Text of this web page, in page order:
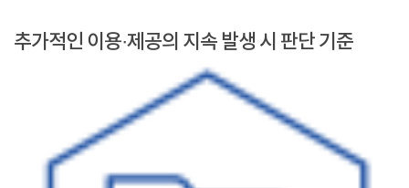
추가적인 이용·제공의 지속 발생 시 판단 기준